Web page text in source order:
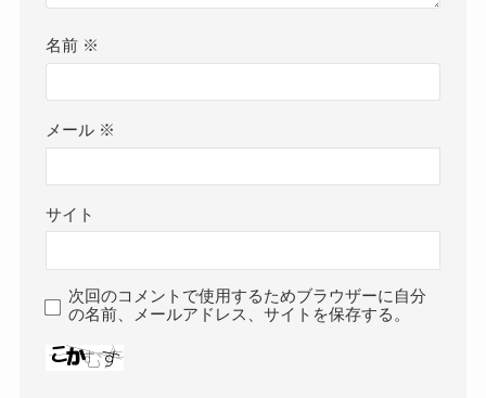
名前 ※
メール ※
サイト
次回のコメントで使用するためブラウザーに自分
の名前、メールアドレス、サイトを保存する。